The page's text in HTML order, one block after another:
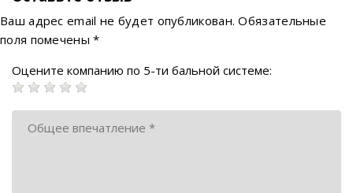
Ваш адрес email не будет опубликован. Обязательные
поля помечены*
Оцените компанию по 5-ти бальной системе: